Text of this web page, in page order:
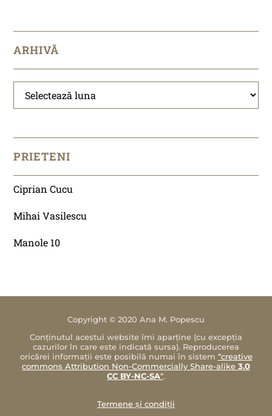
ARHIVĂ
Arhivă
PRIETENI
Ciprian Cucu
Mihai Vasilescu
Manole 10
Copyright © 2020 Ana M. Popescu
Conținutul acestui website îmi aparține (cu excepția
cazurilor în care este indicată sursa). Reproducerea
oricărei informații este posibilă numai în sistem “creative
commons Attribution Non-Commercially Share-alike 3.0
CC BY-NC-SA“.
Termene și condiții